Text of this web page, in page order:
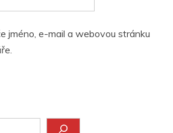
jméno, e-mail a webovou stránku